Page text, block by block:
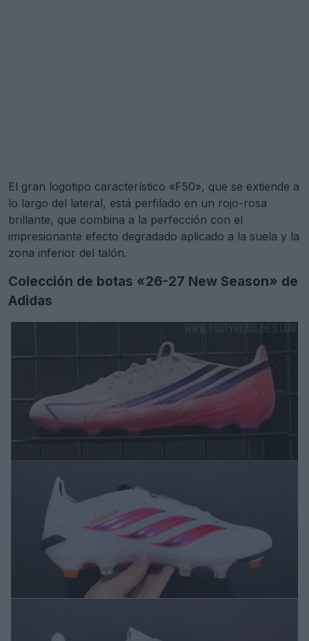
El gran logotipo característico «F50», que se extiende a
lo largo del lateral, está perfilado en un rojo-rosa
brillante, que combina a la perfección con el
impresionante efecto degradado aplicado a la suela y la
zona inferior del talón.
Colección de botas «26-27 New Season» de
Adidas